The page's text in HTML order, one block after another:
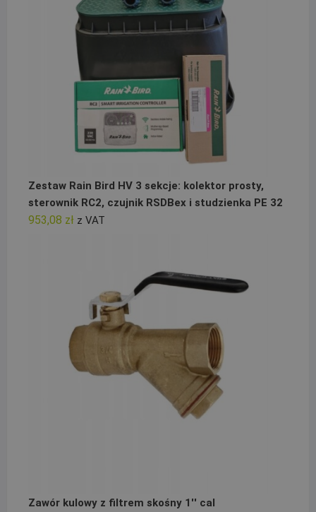
Zestaw Rain Bird HV 3 sekcje: kolektor prosty,
sterownik RC2, czujnik RSDBex i studzienka PE 32
953,08 zł z VAT
Zawór kulowy z filtrem skośny 1'' cal